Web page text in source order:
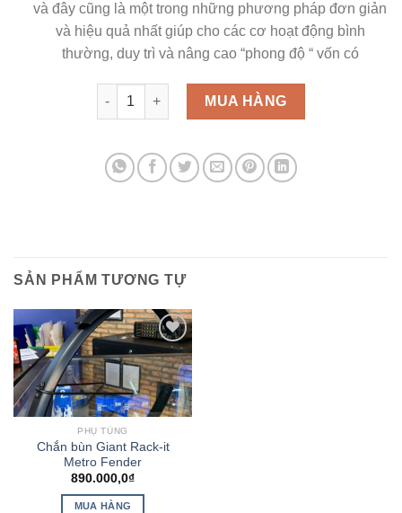
và đây cũng là một trong những phương pháp đơn giản
và hiệu quả nhất giúp cho các cơ hoạt động bình
thường, duy trì và nâng cao “phong độ “ vốn có
Rulo - Trainning số lượng
MUA HÀNG
SẢN PHẨM TƯƠNG TỰ
Add to
wishlist
PHỤ TÙNG
Chắn bùn Giant Rack-it
Metro Fender
890.000,0₫
MUA HÀNG